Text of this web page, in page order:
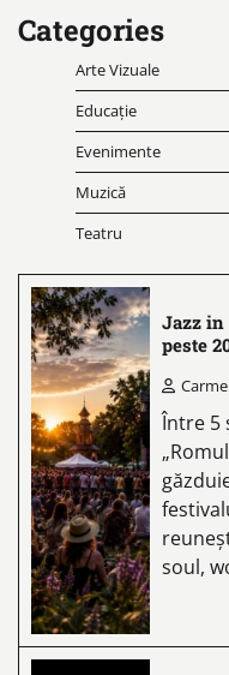
Categories
Arte Vizuale
Educație
Evenimente
Muzică
Teatru
Jazz in
peste
Între 5
soul,